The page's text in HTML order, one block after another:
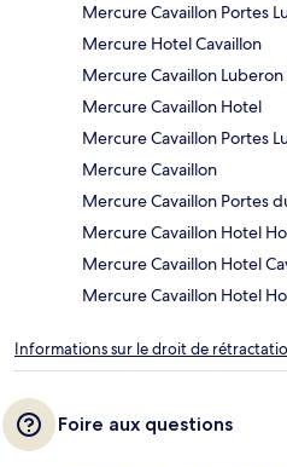
Mercure Cavaillon Portes
Mercure Hotel Cavaillon
Mercure Cavaillon Luberon
Mercure Cavaillon Hotel
Mercure Cavaillon Portes
Mercure Cavaillon
Mercure Cavaillon Portes
Mercure Cavaillon Hotel
Mercure Cavaillon Hotel
Mercure Cavaillon Hotel
Informations sur le droit de
Foire aux questions